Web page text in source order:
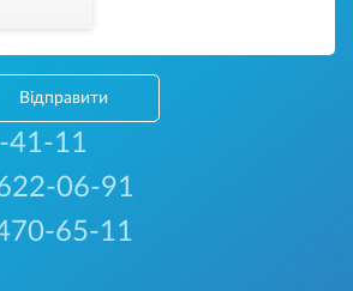
Відправити
41-11
06-91
65-11